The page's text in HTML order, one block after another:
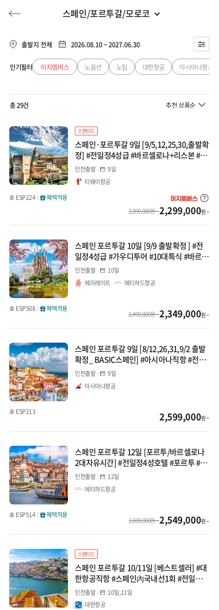
허니문 기획전/홈쇼핑 이벤트/혜택
투어플랜
허니문
스페인/포르투갈/모로코
유럽/아프리카
동남아
일본
대만/홍콩/마카오
미주/캐나다/중남미
호주/뉴질랜드
몽골/중앙아시아
인도/네팔/스리랑카
서유럽
이탈리아/시칠리아/돌로미티
서유럽 2개국
서유럽 3개국
베네룩스(네덜란드/벨기에)
동유럽
동유럽 3개국 이하
동유럽 4개국 이상
중기(9~10일)
장기(11일 이상)
발칸반도
튀르키예/그리스
튀르키예
중동/이집트
두바이 연계
이집트/이집트 연계
북유럽/아이슬란드
출발지 전체 2026.08.10 ~ 2027.06.30
인기필터 이지멤버스 노옵션 노팁 대한항공 아시아나항공
총 29건 추천 상품순
스탠다드
스페인·포르투갈 9일 [9/5,12,25,30,출발확
정] #전일정4성급 #바르셀로나+리스본 #8
대핵심관광포함
인천출발
9일
티웨이항공
ESP224
혜택적용
2,299,000원 ~
2,399,000원 ~
스페인 포르투갈 10일 [9/9 출발확정 ] #전
일정4성급 #가우디투어 #10대특식 #바르셀
로나근교 #시체스 #라로카빌리지
인천출발
10일
에미레이트
에티하드항공
ESP508 혜택적용 2,349,000원 ~
2,499,000원 ~
스페인 포르투갈 9일 [8/12,26,31,9/2 출발
확정_ BASIC스페인] #아시아나직항 #전일
정4성급 #11대특식 #13대도시
인천출발
9일
아시아나항공
ESP213 2,599,000원 ~
스페인 포르투갈 12일 [포르투/바르셀로나
2대자유시간] #전일정4성호텔 #포르투 #아
베이루 #코스타노바 #라로카빌리지
인천출발
12일
에티하드항공
ESP514 혜택적용 2,549,000원 ~
2,699,000원 ~
스탠다드
스페인 포르투갈 10/11일 [베스트셀러] #대
한항공직항 #스페인內국내선1회 #전일정4
성급 #10대특식 #가우디투어 #15개도시 투
어
인천출발
10일,11일
대한항공